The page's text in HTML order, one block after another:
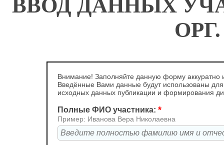
ВВОД ДАННЫХ
Внимание! Заполняйте данную форму аккуратно
Введённые Вами данные будут использованы
исходных данных публикации и формирования
Полные ФИО участника: *
Пример: Иванова Вера Николаевна